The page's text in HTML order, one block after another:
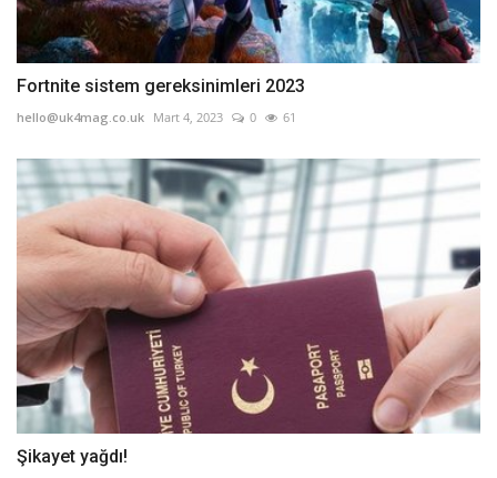
Fortnite sistem gereksinimleri 2023
hello@uk4mag.co.uk Mart 4, 2023 0 61
Şikayet yağdı!